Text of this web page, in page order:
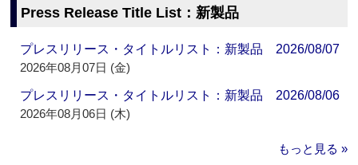
Press Release Title List：新製品
プレスリリース・タイトルリスト：新製品 2026/08/07
2026年08月07日 (金)
プレスリリース・タイトルリスト：新製品 2026/08/06
2026年08月06日 (木)
もっと見る »